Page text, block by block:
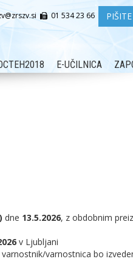
01 534 23 66
E-UČILNICA
dne 13.5.2026, z obdobnim
v Ljubljani
varnostnica bo